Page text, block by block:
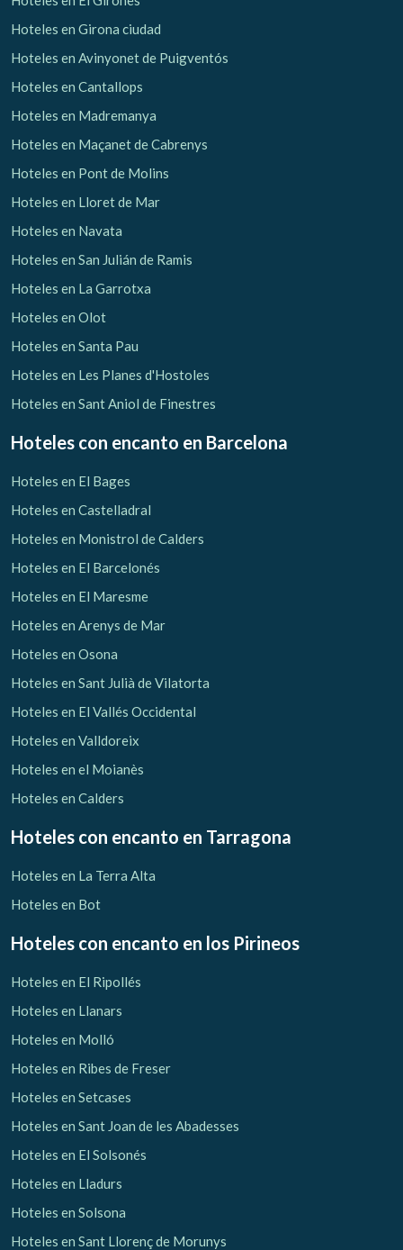
Hoteles en Girona ciudad
Hoteles en Avinyonet de Puigventós
Hoteles en Cantallops
Hoteles en Madremanya
Hoteles en Maçanet de Cabrenys
Hoteles en Pont de Molins
Hoteles en Lloret de Mar
Hoteles en Navata
Hoteles en San Julián de Ramis
Hoteles en La Garrotxa
Hoteles en Olot
Hoteles en Santa Pau
Hoteles en Les Planes d'Hostoles
Hoteles en Sant Aniol de Finestres
Hoteles con encanto en Barcelona
Hoteles en El Bages
Hoteles en Castelladral
Hoteles en Monistrol de Calders
Hoteles en El Barcelonés
Hoteles en El Maresme
Hoteles en Arenys de Mar
Hoteles en Osona
Hoteles en Sant Julià de Vilatorta
Hoteles en El Vallés Occidental
Hoteles en Valldoreix
Hoteles en el Moianès
Hoteles en Calders
Hoteles con encanto en Tarragona
Hoteles en La Terra Alta
Hoteles en Bot
Hoteles con encanto en los Pirineos
Hoteles en El Ripollés
Hoteles en Llanars
Hoteles en Molló
Hoteles en Ribes de Freser
Hoteles en Setcases
Hoteles en Sant Joan de les Abadesses
Hoteles en El Solsonés
Hoteles en Lladurs
Hoteles en Solsona
Hoteles en Sant Llorenç de Morunys